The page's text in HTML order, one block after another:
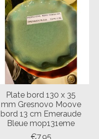
Plate bord 130 x 35
mm Gresnovo Moove
bord 13 cm Emeraude
Bleue mop131eme
€7,95